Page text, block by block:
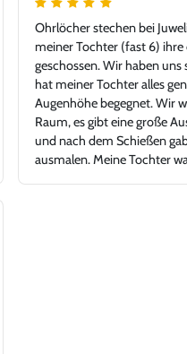
Ohrlöcher stechen bei
meiner Tochter (fast 6)
geschossen. Wir haben
hat meiner Tochter alles
Augenhöhe begegnet. Wir
Raum, es gibt eine große
und nach dem Schießen
ausmalen. Meine Tochter